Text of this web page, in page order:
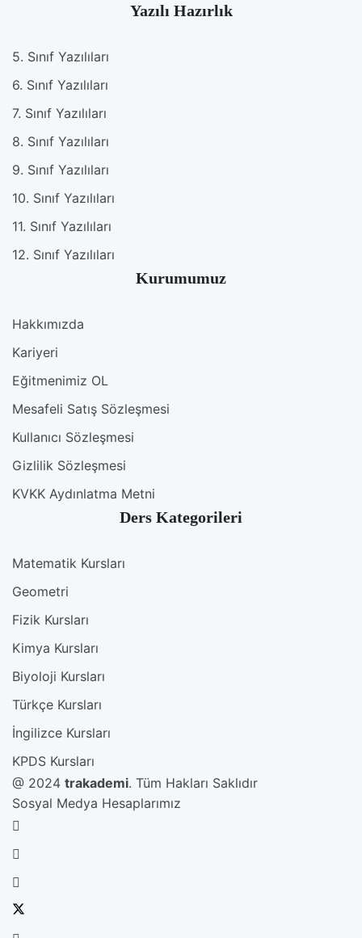
Yazılı Hazırlık
5. Sınıf Yazılıları
6. Sınıf Yazılıları
7. Sınıf Yazılıları
8. Sınıf Yazılıları
9. Sınıf Yazılıları
10. Sınıf Yazılıları
11. Sınıf Yazılıları
12. Sınıf Yazılıları
Kurumumuz
Hakkımızda
Kariyeri
Eğitmenimiz OL
Mesafeli Satış Sözleşmesi
Kullanıcı Sözleşmesi
Gizlilik Sözleşmesi
KVKK Aydınlatma Metni
Ders Kategorileri
Matematik Kursları
Geometri
Fizik Kursları
Kimya Kursları
Biyoloji Kursları
Türkçe Kursları
İngilizce Kursları
KPDS Kursları
@ 2024 trakademi. Tüm Hakları Saklıdır
Sosyal Medya Hesaplarımız